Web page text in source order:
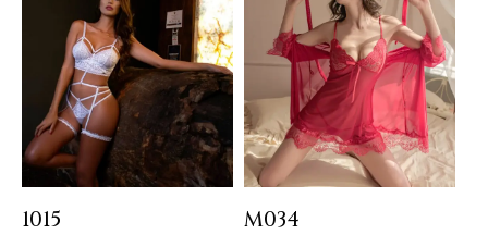
1015 M034